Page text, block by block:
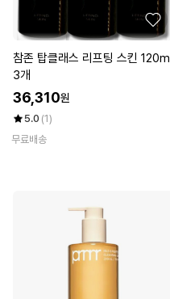
참존 탑클래스 리프팅 스킨 120ml
3개
36,310원
5.0 (1)
무료배송